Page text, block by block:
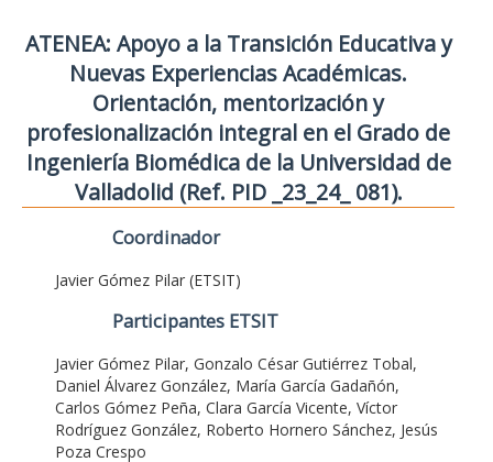
ATENEA: Apoyo a la Transición Educativa y
Nuevas Experiencias Académicas.
Orientación, mentorización y
profesionalización integral en el Grado de
Ingeniería Biomédica de la Universidad de
Valladolid (Ref. PID _23_24_ 081).
Coordinador
Javier Gómez Pilar (ETSIT)
Participantes ETSIT
Javier Gómez Pilar, Gonzalo César Gutiérrez Tobal,
Daniel Álvarez González, María García Gadañón,
Carlos Gómez Peña, Clara García Vicente, Víctor
Rodríguez González, Roberto Hornero Sánchez, Jesús
Poza Crespo